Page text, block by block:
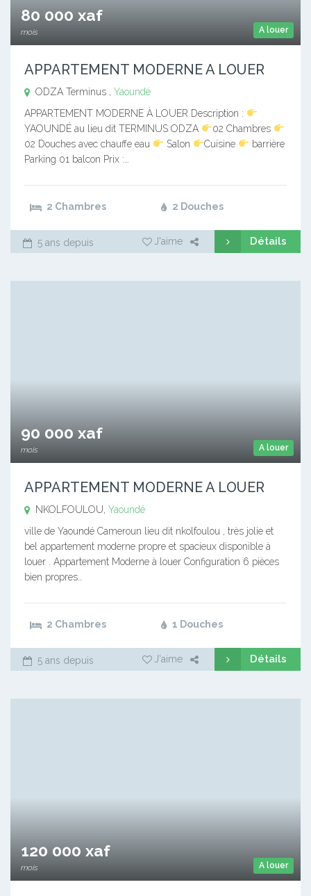
A louer
80 000 xaf
mois
APPARTEMENT MODERNE A LOUER
ODZA Terminus , Yaoundé
APPARTEMENT MODERNE À LOUER Description :
YAOUNDÉ au lieu dit TERMINUS ODZA
02 Chambres
02 Douches avec chauffe eau
Salon Cuisine
barrière
Parking 01 balcon Prix :…
2 Chambres 2 Douches
5 ans depuis J'aime Détails
A louer
90 000 xaf
mois
APPARTEMENT MODERNE A LOUER
NKOLFOULOU, Yaoundé
ville de Yaoundé Cameroun lieu dit nkolfoulou , très jolie et
bel appartement moderne propre et spacieux disponible à
louer . Appartement Moderne à louer Configuration 6 pièces
bien propres…
2 Chambres 1 Douches
5 ans depuis J'aime Détails
A louer
120 000 xaf
mois